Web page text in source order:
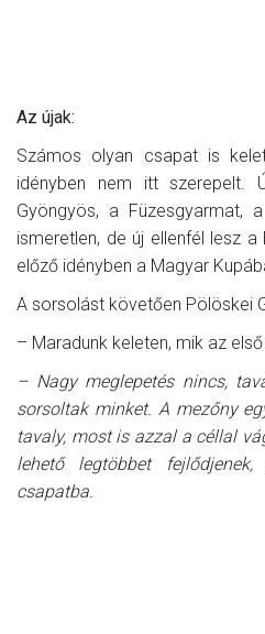
Az újak:
Számos olyan csapat is
idényben nem itt szerepelt.
Gyöngyös, a Füzesgyarmat,
ismeretlen, de új ellenfél lesz
előző idényben a Magyar
A sorsolást követően Pölöskei
– Maradunk keleten, mik az
– Nagy meglepetés nincs,
sorsoltak minket. A mezőny
tavaly, most is azzal a céllal
lehető legtöbbet
csapatba.